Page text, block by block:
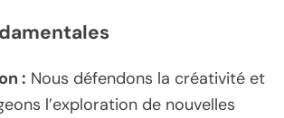
: Nous défendons la créativité et
l’exploration de nouvelles